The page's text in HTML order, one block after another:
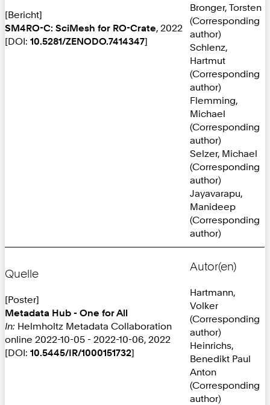
[Bericht]
SM4RO-C: SciMesh for RO-Crate, 2022
[DOI: 10.5281/ZENODO.7414347]
Bronger, Torsten
(Corresponding
author)
Schlenz,
Hartmut
(Corresponding
author)
Flemming,
Michael
(Corresponding
author)
Selzer, Michael
(Corresponding
author)
Jayavarapu,
Manideep
(Corresponding
author)
Quelle
[Poster]
Metadata Hub - One for All
In: Helmholtz Metadata Collaboration
online 2022-10-05 - 2022-10-06, 2022
[DOI: 10.5445/IR/1000151732]
Autor(en)
Hartmann,
Volker
(Corresponding
author)
Heinrichs,
Benedikt Paul
Anton
(Corresponding
author)